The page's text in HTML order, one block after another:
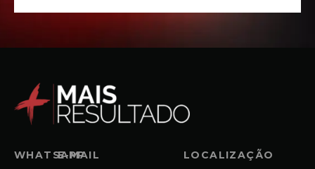
WHATSAPP
E-MAIL LOCALIZAÇÃO